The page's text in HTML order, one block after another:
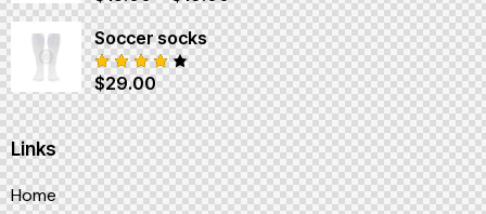
xếp hạng
5.005
sao
Soccer socks
Được
xếp
hạng
4.005
sao
$29.00
Links
Home